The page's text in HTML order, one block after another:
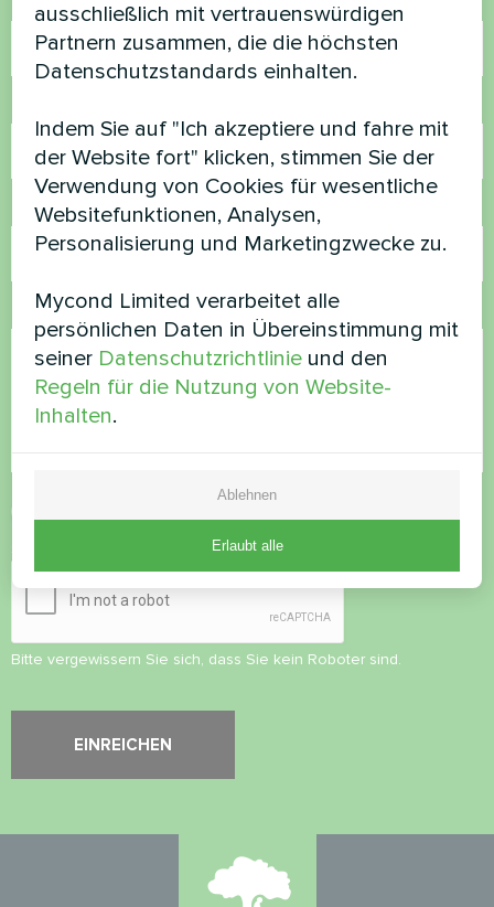
E-Mail
Kommentar
Bitte vergewissern Sie sich, dass Sie kein Roboter sind.
ausschließlich mit vertrauenswürdigen
Partnern zusammen, die die höchsten
Datenschutzstandards einhalten.
Indem Sie auf "Ich akzeptiere und fahre mit
der Website fort" klicken, stimmen Sie der
Verwendung von Cookies für wesentliche
Websitefunktionen, Analysen,
Personalisierung und Marketingzwecke zu.
Mycond Limited verarbeitet alle
persönlichen Daten in Übereinstimmung mit
seiner Datenschutzrichtlinie und den
Regeln für die Nutzung von Website-
Inhalten.
Ablehnen
Erlaubt alle